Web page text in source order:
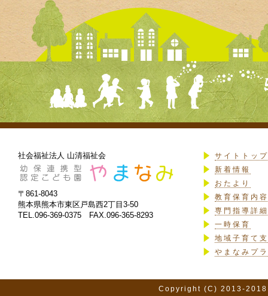
社会福祉法人 山清福祉会
〒861-8043
熊本県熊本市東区戸島西2丁目3-50
TEL.096-369-0375 FAX.096-365-8293
サイトトップ
新着情報
おたより
教育保育内
専門指導詳細
一時保育
地域子育て
やまなみプ
Copyright (C) 2013-